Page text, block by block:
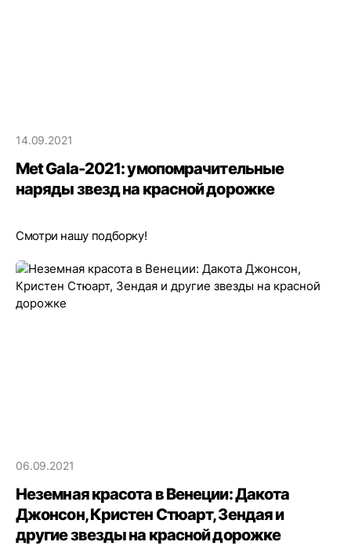
14.09.2021
Met Gala-2021: умопомрачительные
наряды звезд на красной дорожке
Смотри нашу подборку!
06.09.2021
Неземная красота в Венеции: Дакота
Джонсон, Кристен Стюарт, Зендая и
другие звезды на красной дорожке